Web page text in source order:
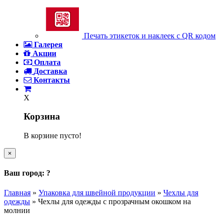
Печать этикеток и наклеек с QR кодом
Галерея
Акции
Оплата
Доставка
Контакты
X
Корзина
В корзине пусто!
×
Ваш город: ?
Главная » Упаковка для швейной продукции » Чехлы для
одежды » Чехлы для одежды с прозрачным окошком на
молнии